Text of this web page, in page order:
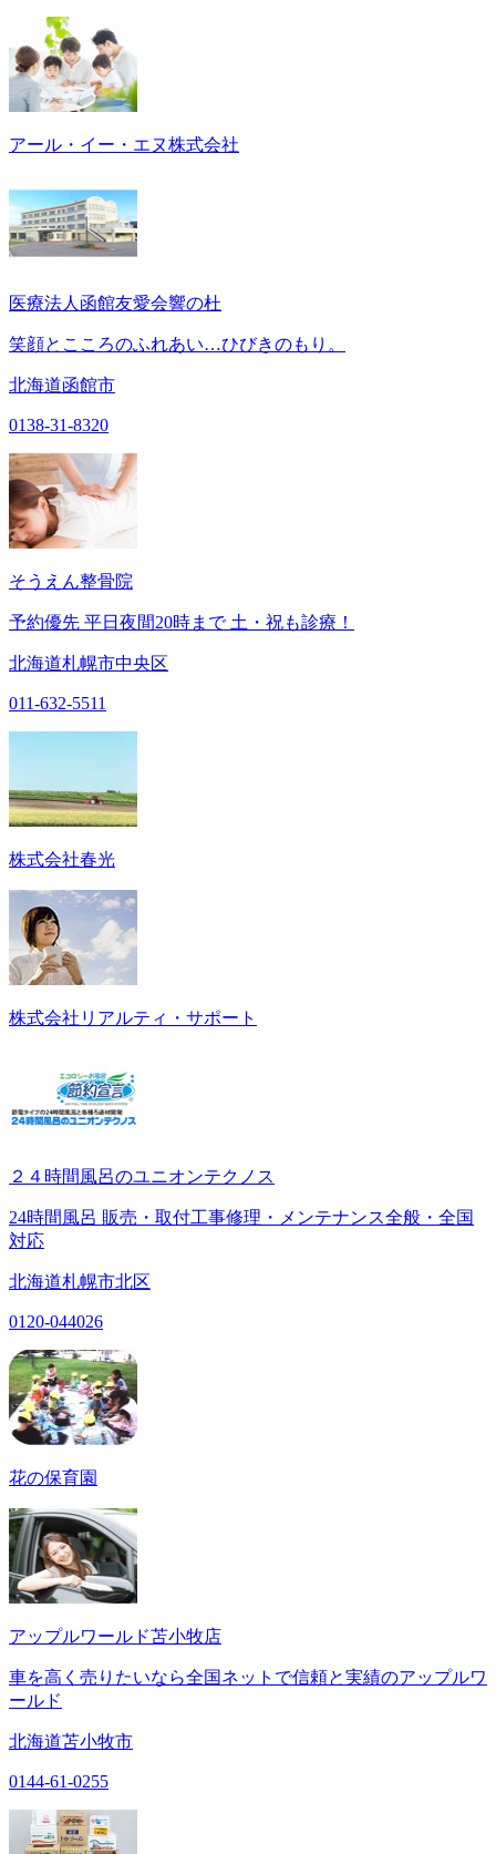
アール・イー・エヌ株式会社
医療法人函館友愛会響の杜
笑顔とこころのふれあい…ひびきのもり。
北海道函館市
0138-31-8320
そうえん整骨院
予約優先 平日夜間20時まで 土・祝も診療！
北海道札幌市中央区
011-632-5511
株式会社春光
株式会社リアルティ・サポート
２４時間風呂のユニオンテクノス
24時間風呂 販売・取付工事修理・メンテナンス全般・全国
対応
北海道札幌市北区
0120-044026
花の保育園
アップルワールド苫小牧店
車を高く売りたいなら全国ネットで信頼と実績のアップルワ
ールド
北海道苫小牧市
0144-61-0255